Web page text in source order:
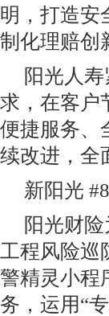
明，打造安
制化理赔创
阳光人
求，在客户
便捷服务、
续改进，全
新阳光
阳光财
工程风险巡
警精灵小程
务，运用“